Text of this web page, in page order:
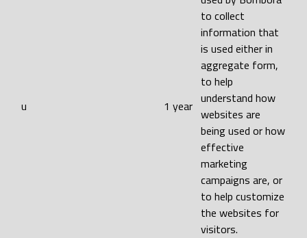
u 1 year
to collect
information that
is used either in
aggregate form,
to help
understand how
websites are
being used or how
effective
marketing
campaigns are, or
to help customize
the websites for
visitors.